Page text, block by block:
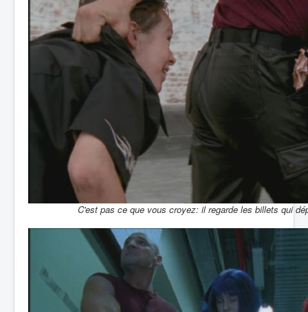
C'est pas ce que vous croyez: il regarde les billets qui